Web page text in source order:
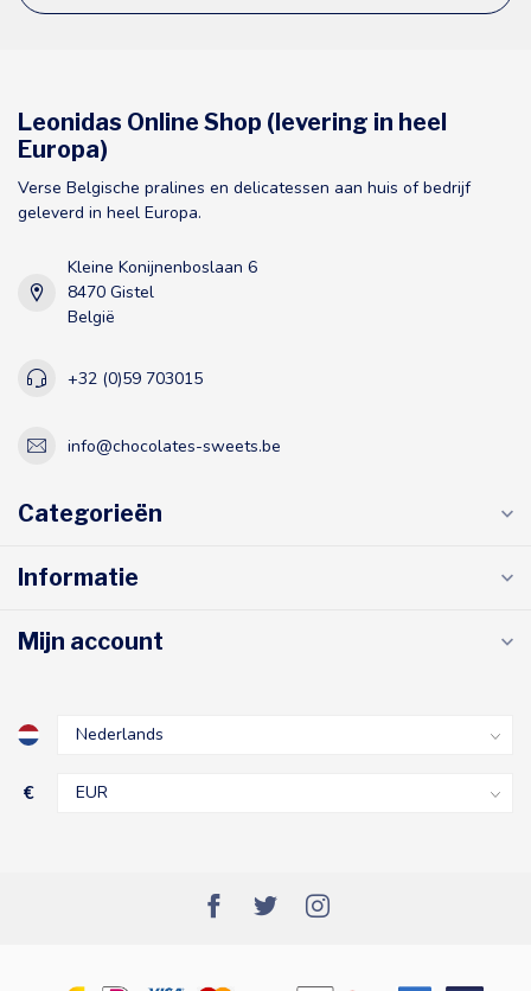
Leonidas Online Shop (levering in heel
Europa)
Verse Belgische pralines en delicatessen aan huis of bedrijf
geleverd in heel Europa.
Kleine Konijnenboslaan 6
8470 Gistel
België
+32 (0)59 703015
info@chocolates-sweets.be
Categorieën
Informatie
Mijn account
€